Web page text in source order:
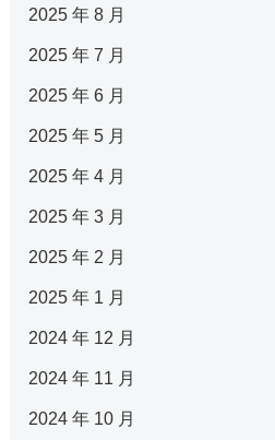
2025 年 8 月
2025 年 7 月
2025 年 6 月
2025 年 5 月
2025 年 4 月
2025 年 3 月
2025 年 2 月
2025 年 1 月
2024 年 12 月
2024 年 11 月
2024 年 10 月